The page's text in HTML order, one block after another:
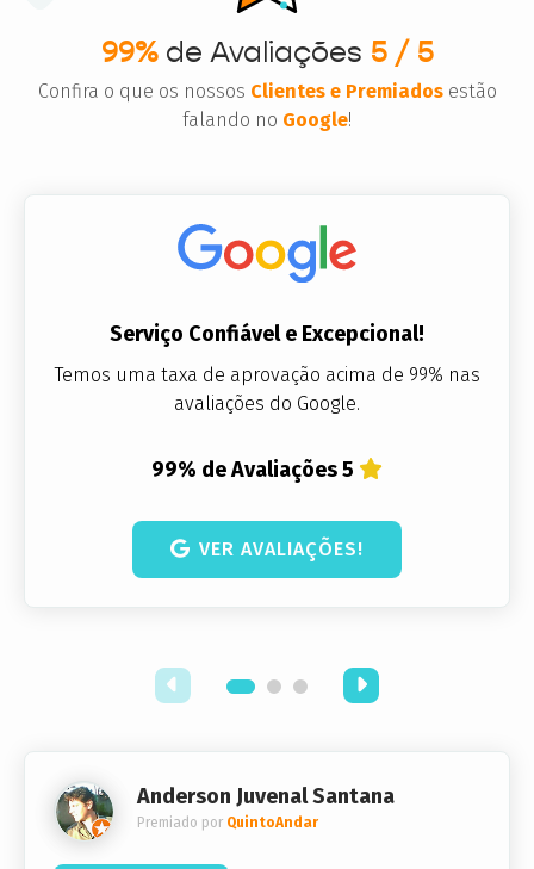
99%de Avaliações 5 / 5
Confira o que os nossos Clientes e Premiadosestão
falando no Google!
Serviço Confiável e Excepcional!
Temos uma taxa de aprovação acima de 99% nas
avaliações do Google.
99% de Avaliações 5
VER AVALIAÇÕES!
Anderson Juvenal Santana
Premiado por QuintoAndar